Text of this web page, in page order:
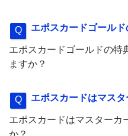
エポスカードゴールド
エポスカードゴールドの特
ますか？
エポスカードはマスタ
エポスカードはマスターカ
か？